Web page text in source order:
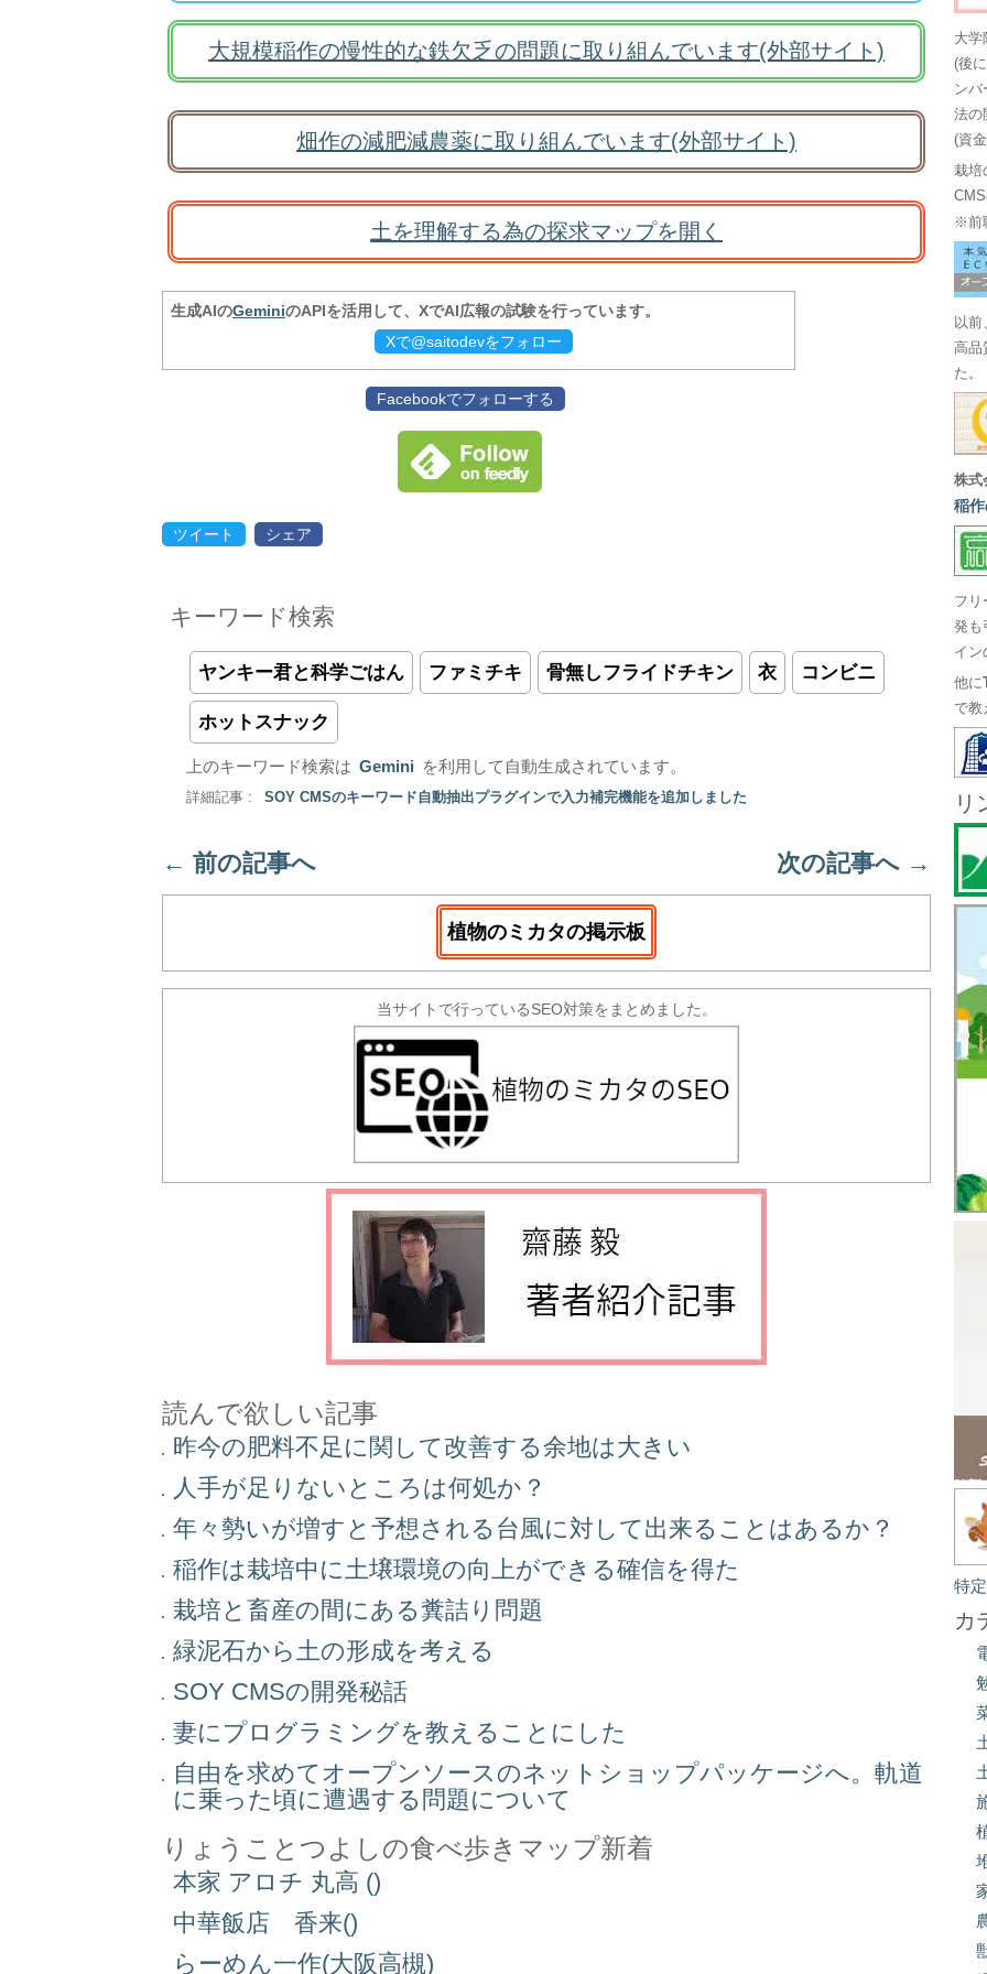
大規模稲作の慢性的な鉄欠乏の問題に取り組んでいます(外部サイト)
畑作の減肥減農薬に取り組んでいます(外部サイト)
土を理解する為の探求マップを開く
生成AIのGeminiのAPIを活用して、XでAI広報の試験を行っています。
Xで@saitodevをフォロー
Facebookでフォローする
ツイート シェア
キーワード検索
ヤンキー君と科学ごはん ファミチキ 骨無しフライドチキン 衣 コンビニ
ホットスナック
上のキーワード検索は Gemini を利用して自動生成されています。
詳細記事 : SOY CMSのキーワード自動抽出プラグインで入力補完機能を追加しました
← 前の記事へ 次の記事へ →
植物のミカタの掲示板
当サイトで行っているSEO対策をまとめました。
読んで欲しい記事
昨今の肥料不足に関して改善する余地は大きい
人手が足りないところは何処か？
年々勢いが増すと予想される台風に対して出来ることはあるか？
稲作は栽培中に土壌環境の向上ができる確信を得た
栽培と畜産の間にある糞詰り問題
緑泥石から土の形成を考える
SOY CMSの開発秘話
妻にプログラミングを教えることにした
自由を求めてオープンソースのネットショップパッケージへ。軌道
に乗った頃に遭遇する問題について
りょうことつよしの食べ歩きマップ新着
本家 アロチ 丸高 ()
中華飯店 香来()
らーめん一作(大阪高槻)
大学
(後
ン
法の
(資
栽培
※前
以
高品
た。
株式
稲
フリ
発も
イン
他に
で教
リ
特
カ